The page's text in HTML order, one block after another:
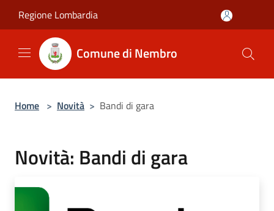
Regione Lombardia
Comune di Nembro
Home > Novità > Bandi di gara
Novità: Bandi di gara